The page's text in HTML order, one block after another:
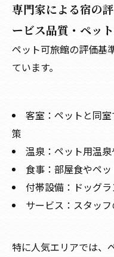
専門家による宿の
ービス品質・ペッ
ペット可旅館の評価基
ています。
客室：ペットと同
策
温泉：ペット用温
食事：部屋食やペ
付帯設備：ドッグ
サービス：スタッ
特に人気エリアでは、